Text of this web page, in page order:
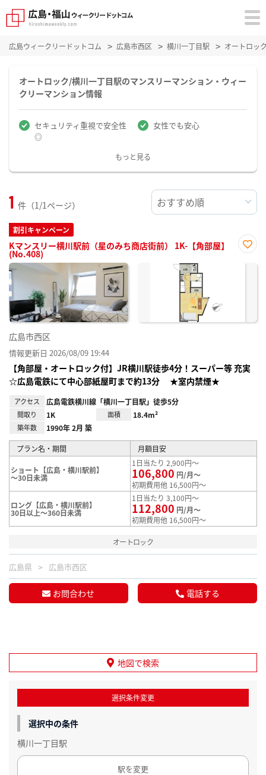
広島ウィークリードットコム 広島市西区 横川一丁目駅 オートロッ
オートロック/横川一丁目駅のマンスリーマンション・ウィー
クリーマンション情報
セキュリティ重視で安全性
◎
女性でも安心
もっと見る
1 件（1/1ページ）
割引キャンペーン
Kマンスリー横川駅前（星のみち商店街前） 1K-【角部屋】
(No.408)
に入
広島市西区
情報更新日 2026/08/09 19:44
【角部屋・オートロック付】JR横川駅徒歩4分！スーパー等 充実
☆広島電鉄にて中心部紙屋町まで約13分 ★室内禁煙★
アクセス 広島電鉄横川線「横川一丁目駅」徒歩5分
間取り 1K 面積 18.4m²
築年数 1990年 2月 築
プラン名・期間 月額目安
ショート【広島・横川駅前】
～30日未満
1日当たり 2,900円～
106,800 円/月～
初期費用他 16,500円～
ロング【広島・横川駅前】
30日以上～360日未満
1日当たり 3,100円～
112,800 円/月～
初期費用他 16,500円～
オートロック
広島県 広島市西区
お問合わせ 電話する
地図で検索
選択条件変更
選択中の条件
横川一丁目駅
駅を変更